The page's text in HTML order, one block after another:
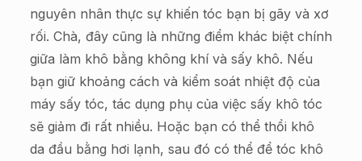
nguyên nhân thực sự khiến tóc bạn bị gãy và xơ
rối. Chà, đây cũng là những điểm khác biệt chính
giữa làm khô bằng không khí và sấy khô. Nếu
bạn giữ khoảng cách và kiểm soát nhiệt độ của
máy sấy tóc, tác dụng phụ của việc sấy khô tóc
sẽ giảm đi rất nhiều. Hoặc bạn có thể thổi khô
da đầu bằng hơi lạnh, sau đó có thể để tóc khô